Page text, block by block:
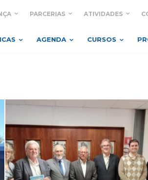
PARCERIAS ATIVIDADES
AGENDA CURSOS